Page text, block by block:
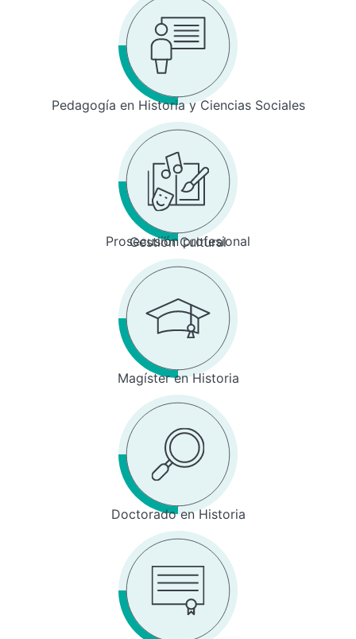
Pedagogía en Historia y Ciencias Sociales
Prosecusión profesional
Gestión Cultural
Magíster en Historia
Doctorado en Historia